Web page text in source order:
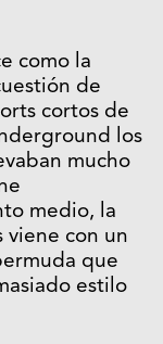
como la
de
cortos de
los
mucho
medio, la
viene con un
que
estilo